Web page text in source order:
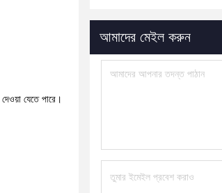
দেওয়া যেতে পারে।
আমাদের মেইল ​​করুন